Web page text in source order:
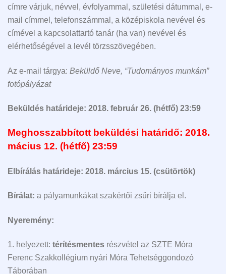
címre várjuk, névvel, évfolyammal, születési dátummal, e-
mail címmel, telefonszámmal, a középiskola nevével és
címével a kapcsolattartó tanár (ha van) nevével és
elérhetőségével a levél törzsszövegében.
Az e-mail tárgya: Beküldő Neve, “Tudományos munkám”
fotópályázat
Beküldés határideje: 2018. február 26. (hétfő) 23:59
Meghosszabbított beküldési határidő: 2018.
mácius 12. (hétfő) 23:59
Elbírálás határideje: 2018. március 15. (csütörtök)
Bírálat: a pályamunkákat szakértői zsűri bírálja el.
Nyeremény:
1. helyezett: térítésmentes részvétel az SZTE Móra
Ferenc Szakkollégium nyári Móra Tehetséggondozó
Táborában